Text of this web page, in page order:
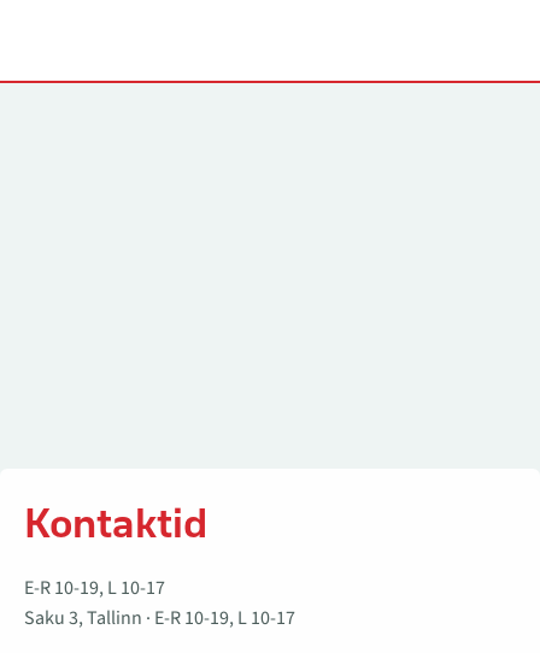
Kontaktid
E-R 10-19, L 10-17
Saku 3, Tallinn · E-R 10-19, L 10-17